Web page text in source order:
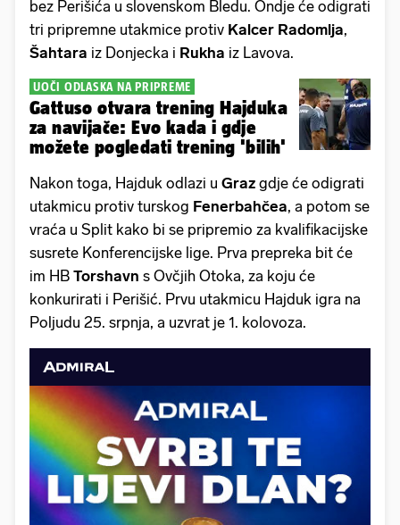
bez Perišića u slovenskom Bledu. Ondje će odigrati
tri pripremne utakmice protiv Kalcer Radomlja,
Šahtara iz Donjecka i Rukha iz Lavova.
UOČI ODLASKA NA PRIPREME
Gattuso otvara trening Hajduka
za navijače: Evo kada i gdje
možete pogledati trening 'bilih'
Nakon toga, Hajduk odlazi u Graz gdje će odigrati
utakmicu protiv turskog Fenerbahčea, a potom se
vraća u Split kako bi se pripremio za kvalifikacijske
susrete Konferencijske lige. Prva prepreka bit će
im HB Torshavn s Ovčjih Otoka, za koju će
konkurirati i Perišić. Prvu utakmicu Hajduk igra na
Poljudu 25. srpnja, a uzvrat je 1. kolovoza.